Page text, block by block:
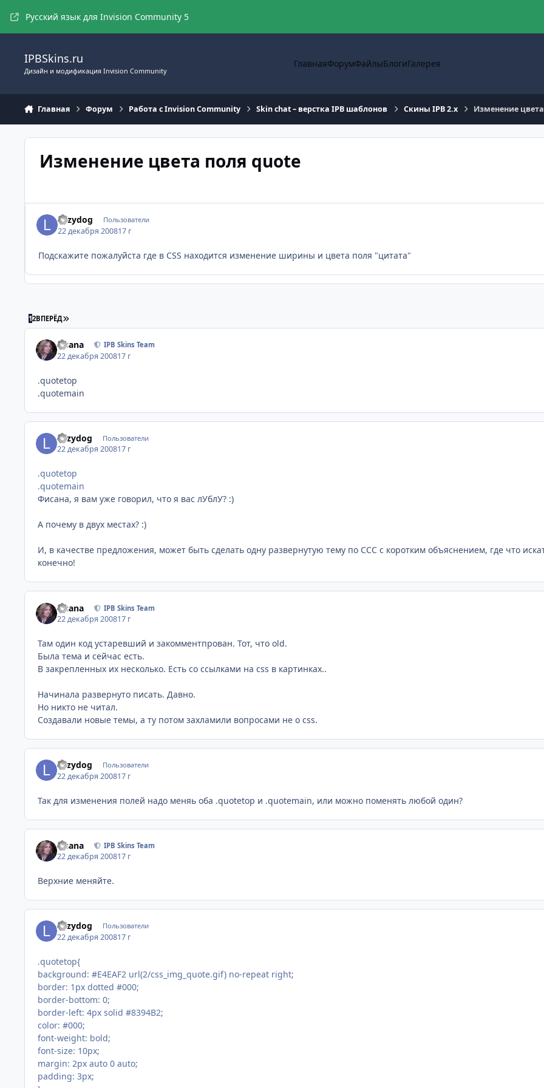
Русский язык для Invision Community 5
IPBSkins.ru
Дизайн и модификация Invision Community
ГлавнаяФорумФайлыБлогиГалерея
Главная Форум Работа с Invision Community Skin chat – верстка IPB шаблонов Скины IPB 2.x Изменение
Изменение цвета поля quote
Lazydog Пользователи
22 декабря 200817 г
Подскажите пожалуйста где в CSS находится изменение ширины и цвета поля "цитата"
12ВПЕРЁД ПОСЛЕДНЯЯ СТРАНИЦА
Fisana IPB Skins Team
22 декабря 200817 г
.quotetop
.quotemain
Lazydog Пользователи
22 декабря 200817 г
.quotetop
.quotemain
Фисана, я вам уже говорил, что я вас лУблУ? :)
А почему в двух местах? :)
И, в качестве предложения, может быть сделать одну развернутую тему по ССС с коротким объяснением, где что
конечно!
Fisana IPB Skins Team
22 декабря 200817 г
Там один код устаревший и закомментпрован. Тот, что old.
Была тема и сейчас есть.
В закрепленных их несколько. Есть со ссылками на css в картинках..
Начинала развернуто писать. Давно.
Но никто не читал.
Создавали новые темы, а ту потом захламили вопросами не о css.
Lazydog Пользователи
22 декабря 200817 г
Так для изменения полей надо меняь оба .quotetop и .quotemain, или можно поменять любой один?
Fisana IPB Skins Team
22 декабря 200817 г
Верхние меняйте.
Lazydog Пользователи
22 декабря 200817 г
.quotetop{
background: #E4EAF2 url(2/css_img_quote.gif) no-repeat right;
border: 1px dotted #000;
border-bottom: 0;
border-left: 4px solid #8394B2;
color: #000;
font-weight: bold;
font-size: 10px;
margin: 2px auto 0 auto;
padding: 3px;